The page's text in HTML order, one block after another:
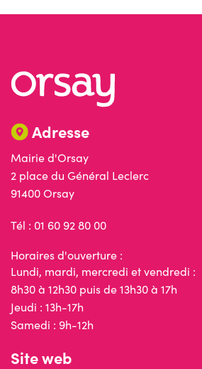
Adresse
Mairie d'Orsay
2 place du Général Leclerc
91400 Orsay
Tél : 01 60 92 80 00
Horaires d'ouverture :
Lundi, mardi, mercredi et vendredi :
8h30 à 12h30 puis de 13h30 à 17h
Jeudi : 13h-17h
Samedi : 9h-12h
Site web